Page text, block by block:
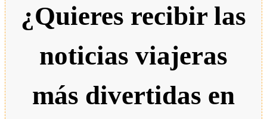
¿Quieres recibir las
noticias viajeras
más divertidas en